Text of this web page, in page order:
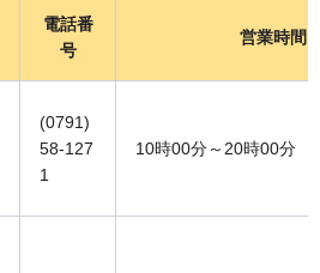
電話番
号
営業時間
(0791)
58-127
1
10時00分～20時00分